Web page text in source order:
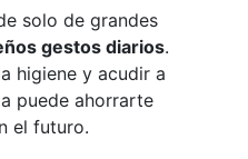
solo de grandes
gestos diarios.
higiene y acudir a
puede ahorrarte
el futuro.